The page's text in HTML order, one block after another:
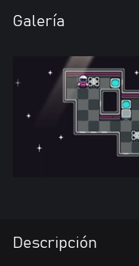
Galería
Descripción